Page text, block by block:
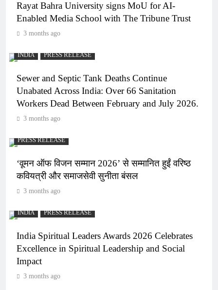
Rayat Bahra University signs MoU for AI-
Enabled Media School with The Tribune Trust
3 months ago
INDIA PRESS RELEASE
Sewer and Septic Tank Deaths Continue
Unabated Across India: Over 66 Sanitation
Workers Dead Between February and July 2026.
3 months ago
PRESS RELEASE
‘वूमन ऑफ विजन सम्मान 2026’ से सम्मानित हुईं वरिष्ठ
कवियत्री और समाजसेवी सुनीता बंसल
3 months ago
INDIA PRESS RELEASE
India Spiritual Leaders Awards 2026 Celebrates
Excellence in Spiritual Leadership and Social
Impact
3 months ago